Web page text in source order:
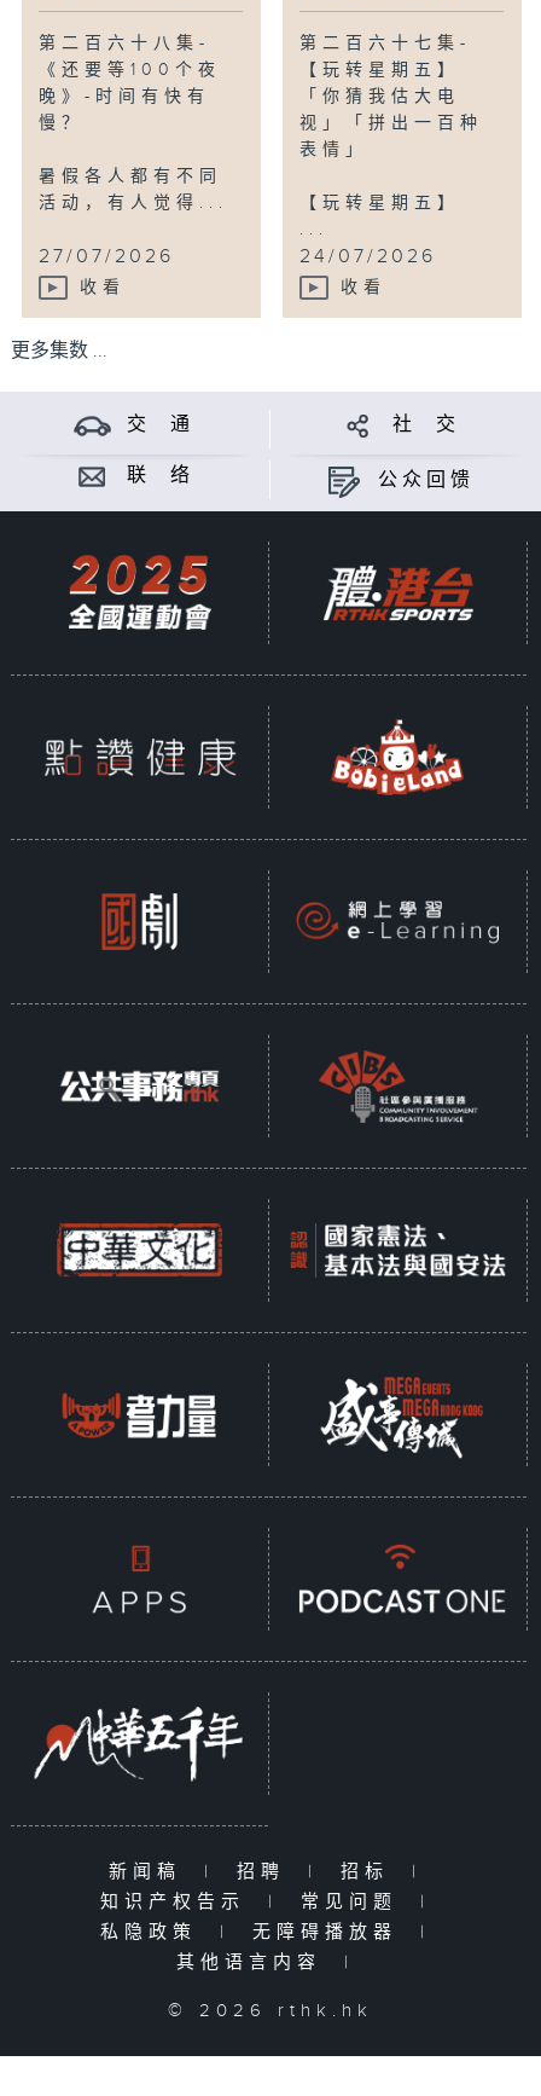
第二百六十八集-
《还要等100个夜
晚》-时间有快有
慢？
暑假各人都有不同
活动，有人觉得...
27/07/2026
收看
第二百六十七集-
【玩转星期五】
「你猜我估大电
视」「拼出一百种
表情」
【玩转星期五】
...
24/07/2026
收看
更多集数 ...
交 通 社 交
联 络 公众回馈
新闻稿 | 招聘 | 招标
|
知识产权告示
| 常见问题
|
私隐政策
| 无障碍播放器
|
其他语言内容
|
© 2026 rthk.hk